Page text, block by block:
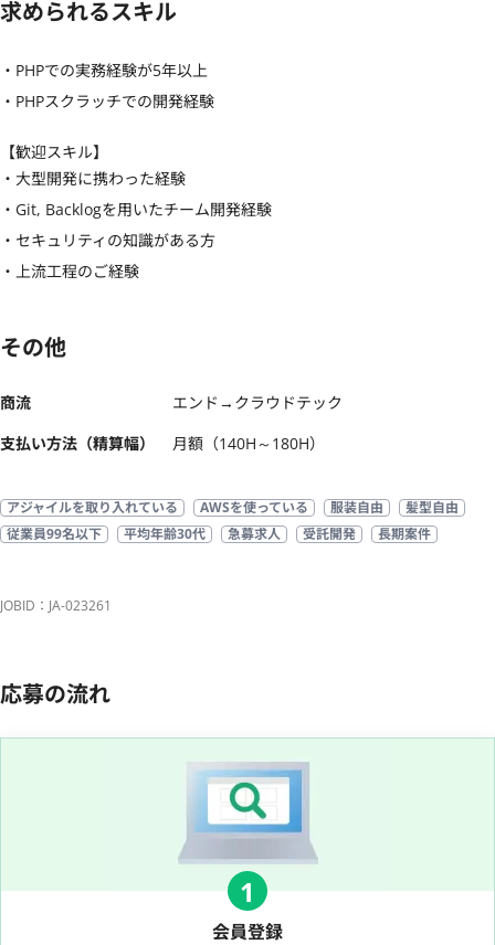
求められるスキル
・PHPでの実務経験が5年以上
・PHPスクラッチでの開発経験
【歓迎スキル】
・大型開発に携わった経験
・Git, Backlogを用いたチーム開発経験
・セキュリティの知識がある方
・上流工程のご経験
その他
商流
エンド→クラウドテック
支払い方法（精算幅）
月額（140H～180H）
アジャイルを取り入れている AWSを使っている 服装自由
髪型自由
従業員99名以下
平均年齢30代 急募求人 受託開発 長期案件
JOBID：JA-023261
応募の流れ
1
会員登録